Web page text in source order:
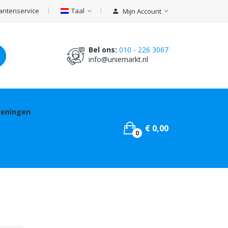
Taal Mijn Account
Bel ons: 010 - 226 3067
info@uniemarkt.nl
0 € 0,00